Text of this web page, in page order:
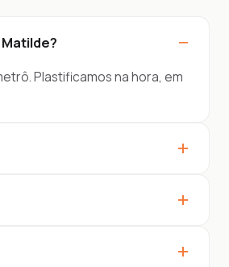
−
Plastificamos na hora, em
+
+
+